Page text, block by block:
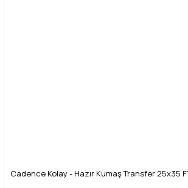
Cadence Kolay - Hazır Kumaş Transfer 25x35